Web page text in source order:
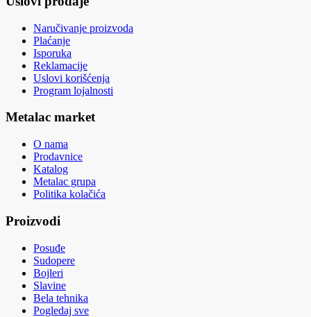
Naručivanje proizvoda
Plaćanje
Isporuka
Reklamacije
Uslovi korišćenja
Program lojalnosti
Metalac market
O nama
Prodavnice
Katalog
Metalac grupa
Politika kolačića
Proizvodi
Posuđe
Sudopere
Bojleri
Slavine
Bela tehnika
Pogledaj sve